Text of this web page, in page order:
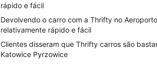
rápido e fácil
Devolvendo o carro com a Thrifty no
relativamente rápido e fácil
Clientes disseram que Thrifty carros são
Katowice Pyrzowice